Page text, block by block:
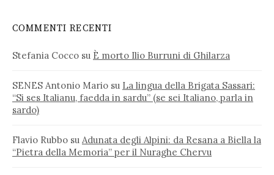
COMMENTI RECENTI
Stefania Cocco su È morto Ilio Burruni di Ghilarza
SENES Antonio Mario su La lingua della Brigata Sassari:
“Si ses Italianu, faedda in sardu” (se sei Italiano, parla in
sardo)
Flavio Rubbo su Adunata degli Alpini: da Resana a Biella la
“Pietra della Memoria” per il Nuraghe Chervu